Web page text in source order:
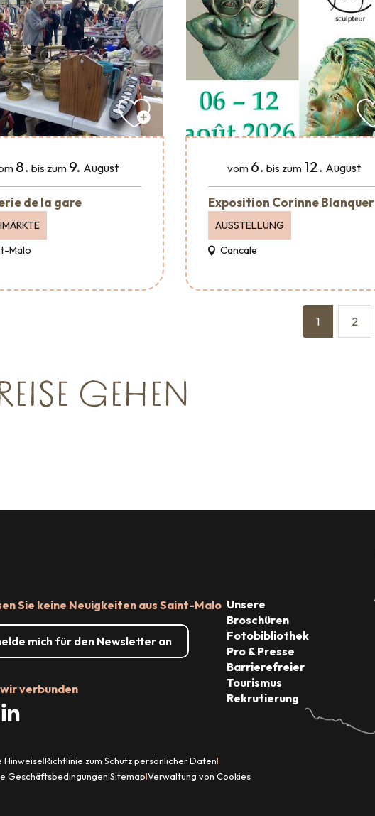
8. bis zum 9. August
de la gare
Malo
vom 6. bis zum 12. August
Exposition Corinne Blanquer
AUSSTELLUNG
Cancale
1 2
GEHEN
Sie keine Neuigkeiten aus Saint-Malo
mich für den Newsletter an
verbunden
Unsere
Broschüren
Fotobibliothek
Pro & Presse
Barrierefreier
Tourismus
Rekrutierung
Hinweise|Richtlinie zum Schutz persönlicher Daten|
Geschäftsbedingungen|Sitemap|Verwaltung von Cookies